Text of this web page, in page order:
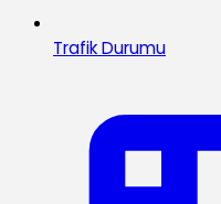
Trafik Durumu